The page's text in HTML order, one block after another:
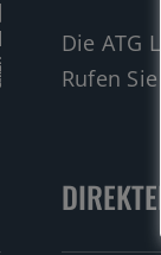
Die ATG
Rufen